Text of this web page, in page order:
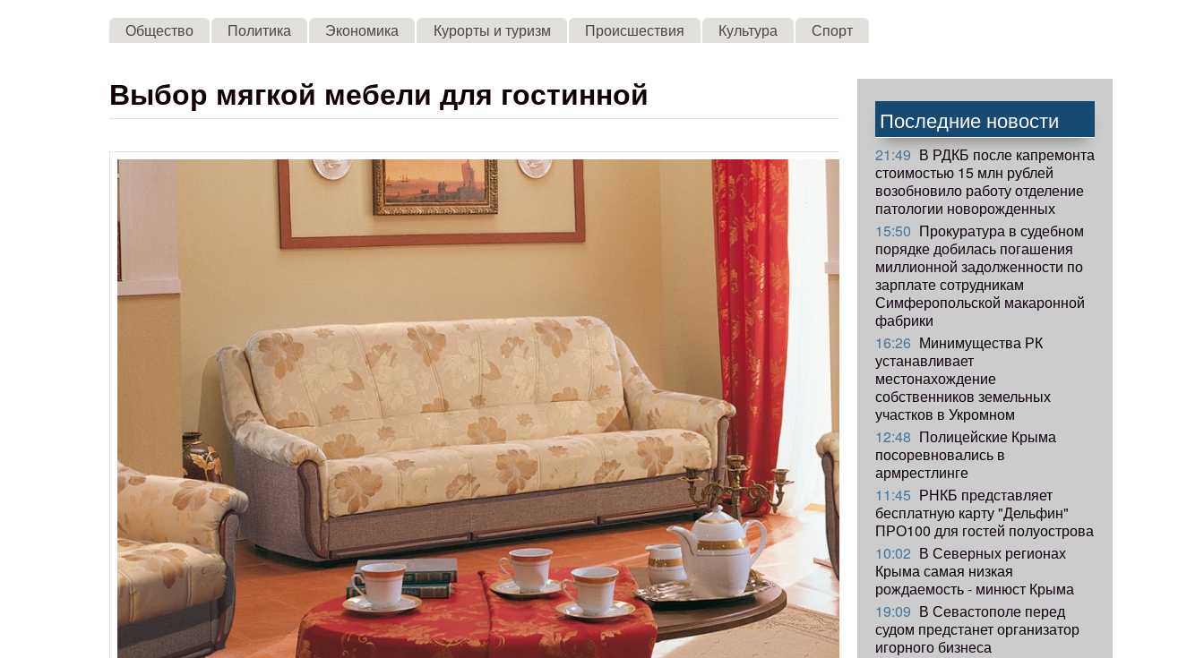
Skip to main content
Общество Политика Экономика Курорты и туризм Происшествия Культура Спорт
Выбор мягкой мебели для гостинной
Последние новости
21:49 В РДКБ после капремонта
стоимостью 15 млн рублей
возобновило работу отделение
патологии новорожденных
15:50 Прокуратура в судебном
порядке добилась погашения
миллионной задолженности по
зарплате сотрудникам
Симферопольской макаронной
фабрики
16:26 Минимущества РК
устанавливает
местонахождение
собственников земельных
участков в Укромном
12:48 Полицейские Крыма
посоревновались в
армрестлинге
11:45 РНКБ представляет
бесплатную карту "Дельфин"
ПРО100 для гостей полуострова
10:02 В Северных регионах
Крыма самая низкая
рождаемость - минюст Крыма
19:09 В Севастополе перед
судом предстанет организатор
игорного бизнеса